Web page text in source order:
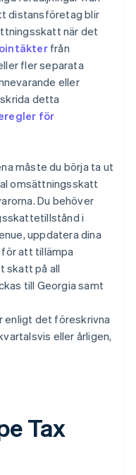
distansföretag blir
när det
från
fler separata
eller
detta
för
måste du börja ta ut
omsättningsskatt
Du behöver
i
uppdatera dina
att tillämpa
skatt på all
till Georgia samt
det föreskrivna
eller årligen,
Tax